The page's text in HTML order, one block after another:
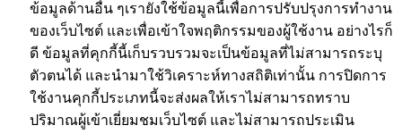
ข้อมูลด้านอื่น ๆเรายังใช้ข้อมูลนี้เพื่อการปรับปรุงการทำงาน
ของเว็บไซต์ และเพื่อเข้าใจพฤติกรรมของผู้ใช้งาน อย่างไรก็
ดี ข้อมูลที่คุกกี้นี้เก็บรวบรวมจะเป็นข้อมูลที่ไม่สามารถระบุ
ตัวตนได้ และนำมาใช้วิเคราะห์ทางสถิติเท่านั้น การปิดการ
ใช้งานคุกกี้ประเภทนี้จะส่งผลให้เราไม่สามารถทราบ
ปริมาณผู้เข้าเยี่ยมชมเว็บไซต์ และไม่สามารถประเมิน